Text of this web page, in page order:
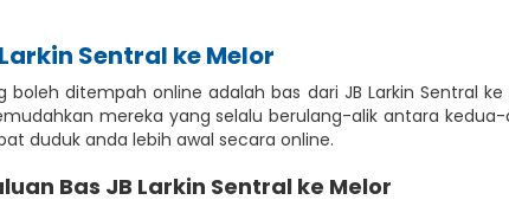
Sentral ke Melor
boleh ditempah online adalah bas dari JB Larkin Sentral
mereka yang selalu berulang-alik antara
duduk anda lebih awal secara online.
Bas JB Larkin Sentral ke Melor